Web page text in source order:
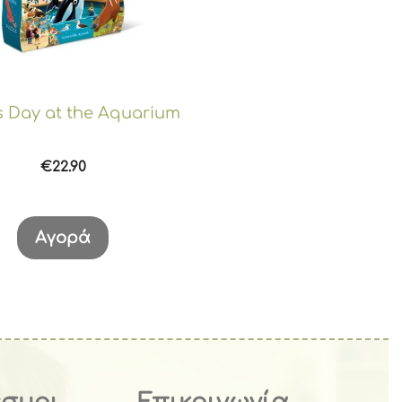
Day at the Aquarium
€22.90
Αγορά